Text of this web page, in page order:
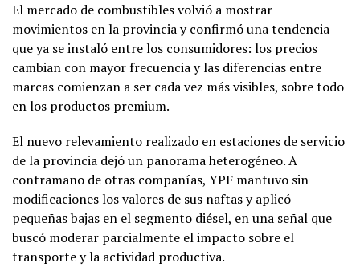
El mercado de combustibles volvió a mostrar
movimientos en la provincia y confirmó una tendencia
que ya se instaló entre los consumidores: los precios
cambian con mayor frecuencia y las diferencias entre
marcas comienzan a ser cada vez más visibles, sobre todo
en los productos premium.
El nuevo relevamiento realizado en estaciones de servicio
de la provincia dejó un panorama heterogéneo. A
contramano de otras compañías, YPF mantuvo sin
modificaciones los valores de sus naftas y aplicó
pequeñas bajas en el segmento diésel, en una señal que
buscó moderar parcialmente el impacto sobre el
transporte y la actividad productiva.